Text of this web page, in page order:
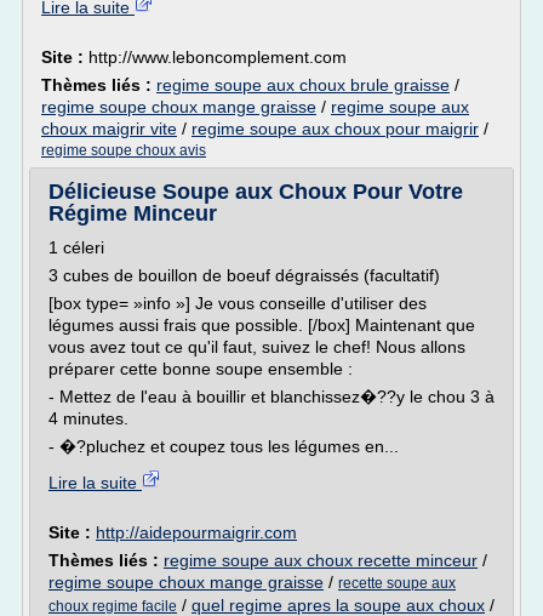
Lire la suite
Site : http://www.leboncomplement.com
Thèmes liés : regime soupe aux choux brule graisse /
regime soupe choux mange graisse / regime soupe aux
choux maigrir vite / regime soupe aux choux pour maigrir /
regime soupe choux avis
Délicieuse Soupe aux Choux Pour Votre
Régime Minceur
1 céleri
3 cubes de bouillon de boeuf dégraissés (facultatif)
[box type= »info »] Je vous conseille d'utiliser des
légumes aussi frais que possible. [/box] Maintenant que
vous avez tout ce qu'il faut, suivez le chef! Nous allons
préparer cette bonne soupe ensemble :
- Mettez de l'eau à bouillir et blanchissez�??y le chou 3 à
4 minutes.
- �?pluchez et coupez tous les légumes en...
Lire la suite
Site : http://aidepourmaigrir.com
Thèmes liés : regime soupe aux choux recette minceur /
regime soupe choux mange graisse / recette soupe aux
choux regime facile / quel regime apres la soupe aux choux /